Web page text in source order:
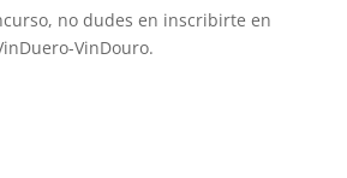
no dudes en inscribirte en
VinDouro.